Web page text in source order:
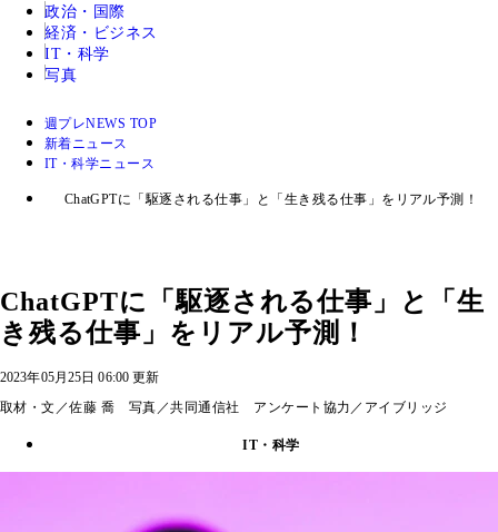
政治・国際
経済・ビジネス
IT・科学
写真
週プレNEWS TOP
新着ニュース
IT・科学ニュース
ChatGPTに「駆逐される仕事」と「生き残る仕事」をリアル予測！
ChatGPTに「駆逐される仕事」と「生
き残る仕事」をリアル予測！
2023年05月25日 06:00 更新
取材・文／佐藤 喬 写真／共同通信社 アンケート協力／アイブリッジ
IT・科学